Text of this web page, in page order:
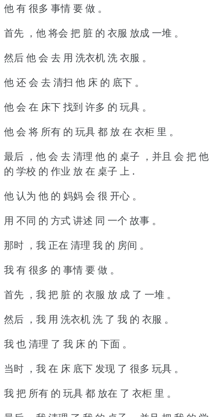
他 有 很多 事情 要 做 。
首先 ，他 将会 把 脏 的 衣服 放成 一堆 。
然后 他 会 去 用 洗衣机 洗 衣服 。
他 还 会 去 清扫 他 床 的 底下 。
他 会 在 床下 找到 许多 的 玩具 。
他 会 将 所有 的 玩具 都 放 在 衣柜 里 。
最后 ，他 会 去 清理 他 的 桌子 ，并且 会 把 他
的 学校 的 作业 放 在 桌子 上 .
他 认为 他 的 妈妈 会 很 开心 。
用 不同 的 方式 讲述 同 一个 故事 。
那时 ，我 正在 清理 我 的 房间 。
我 有 很多 的 事情 要 做 。
首先 ，我 把 脏 的 衣服 放 成 了 一堆 。
然后 ，我 用 洗衣机 洗 了 我 的 衣服 。
我 也 清理 了 我 床 的 下面 。
当时 ，我 在 床 底下 发现 了 很多 玩具 。
我 把 所有 的 玩具 都 放在 了 衣柜 里 。